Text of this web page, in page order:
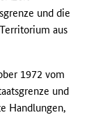
und die
aus
1972 vom
und
Handlungen,